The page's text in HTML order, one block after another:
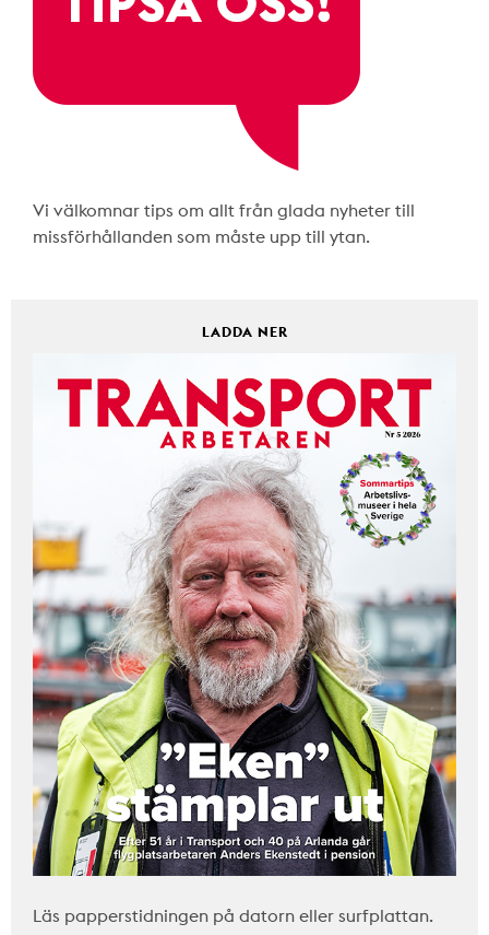
Vi välkomnar tips om allt från glada nyheter till
missförhållanden som måste upp till ytan.
LADDA NER
Läs papperstidningen på datorn eller surfplattan.